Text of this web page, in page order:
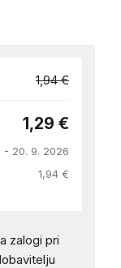
1,94 €
1,29 €
- 20. 9. 2026
1,94 €
zalogi pri